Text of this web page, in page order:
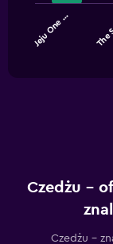
chart
The
Jeju One …
End
Czedżu –
Czedżu –